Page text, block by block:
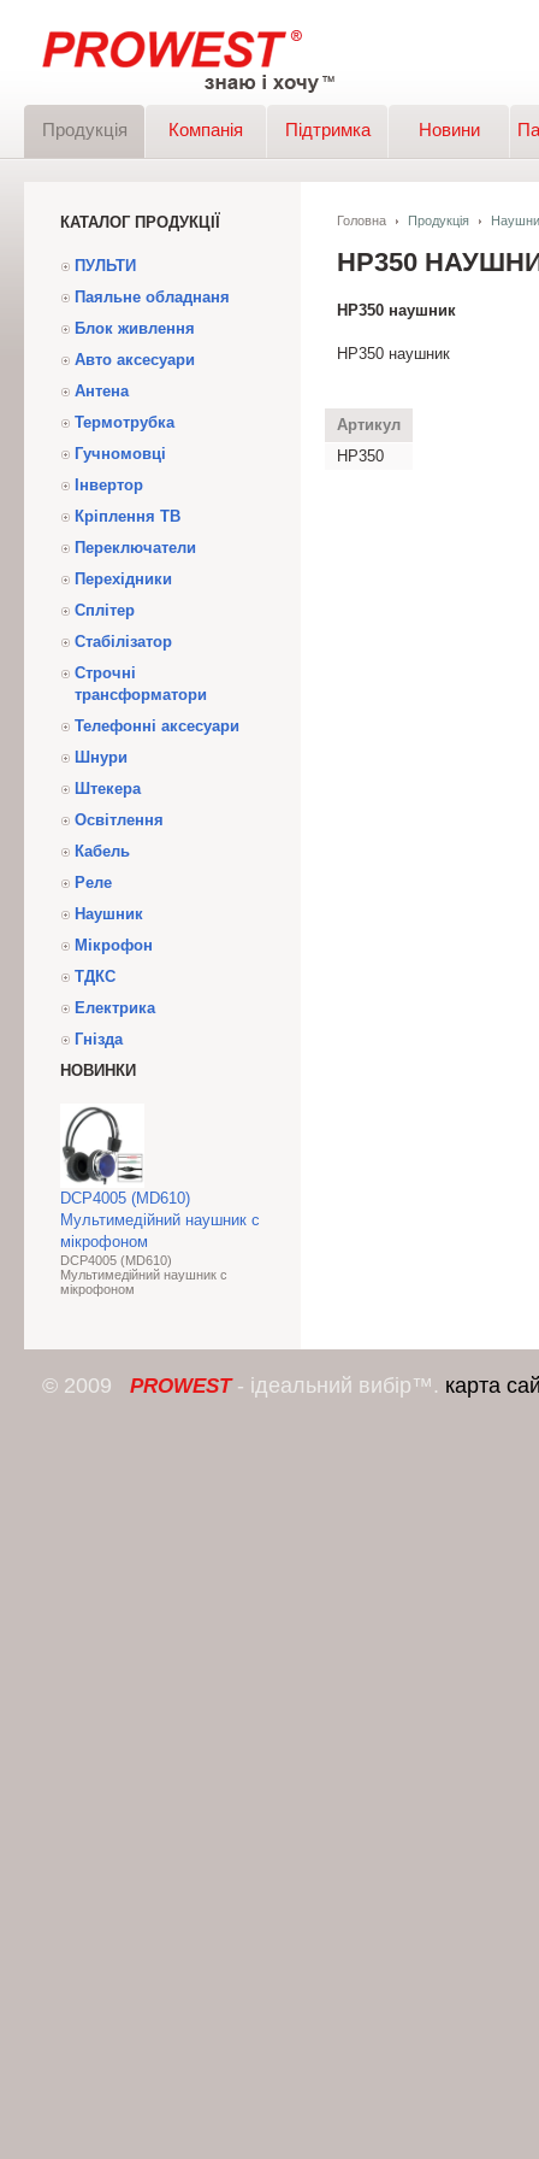
Продукція Компанія Підтримка Новини
КАТАЛОГ ПРОДУКЦІЇ
ПУЛЬТИ
Паяльне обладнаня
Блок живлення
Авто аксесуари
Антена
Термотрубка
Гучномовці
Інвертор
Кріплення ТВ
Переключатели
Перехідники
Сплітер
Стабілізатор
Строчні
трансформатори
Телефонні аксесуари
Шнури
Штекера
Освітлення
Кабель
Реле
Наушник
Мікрофон
ТДКС
Електрика
Гнізда
НОВИНКИ
DCP4005 (MD610)
Мультимедійний наушник с
мікрофоном
DCP4005 (MD610)
Мультимедійний наушник с
мікрофоном
Головна Продукція
HP350
HP350 наушник
HP350 наушник
Артикул
HP350
© 2009 PROWEST- ідеальний вибір™. карта